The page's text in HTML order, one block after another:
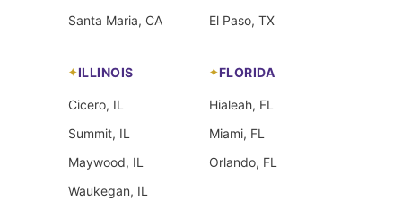
Santa Maria, CA
El Paso, TX
ILLINOIS
Cicero, IL
Summit, IL
Maywood, IL
Waukegan, IL
FLORIDA
Hialeah, FL
Miami, FL
Orlando, FL